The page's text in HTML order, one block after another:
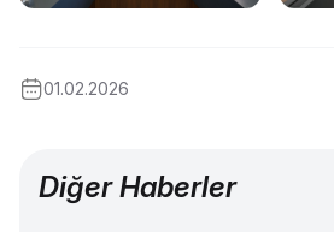
01.02.2026
Diğer Haberler